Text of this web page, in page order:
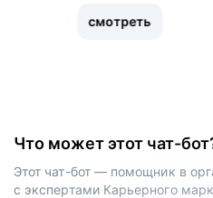
Что может этот чат-
Этот чат-бот — помощник в
с экспертами Карьерного